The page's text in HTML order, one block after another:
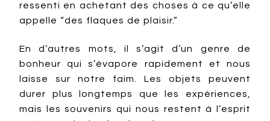
ressenti en achetant des choses à ce qu’elle
appelle “des flaques de plaisir.”
En d’autres mots, il s’agit d’un genre de
bonheur qui s’évapore rapidement et nous
laisse sur notre faim. Les objets peuvent
durer plus longtemps que les expériences,
mais les souvenirs qui nous restent à l’esprit